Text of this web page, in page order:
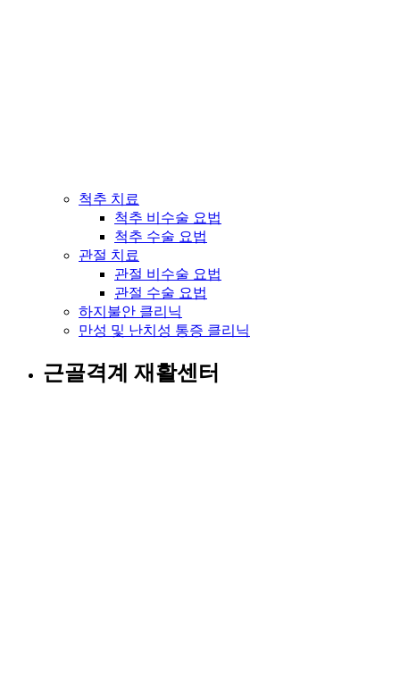
척추 치료
척추 비수술 요법
척추 수술 요법
관절 치료
관절 비수술 요법
관절 수술 요법
하지불안 클리닉
만성 및 난치성 통증 클리닉
근골격계 재활센터